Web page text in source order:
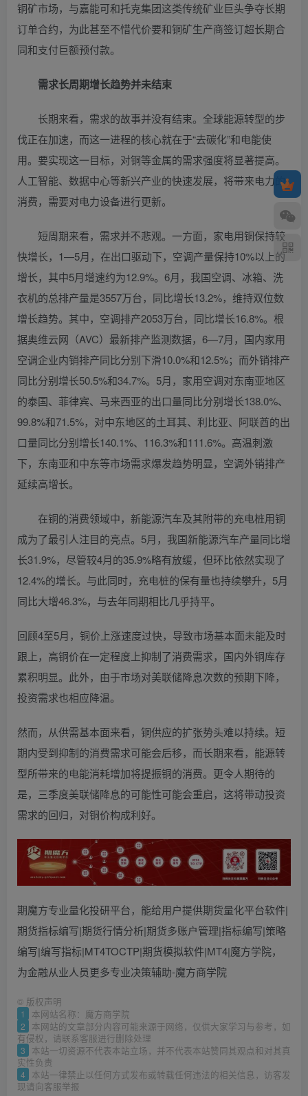
铜矿市场，与嘉能可和托克集团这类传统矿业巨头争夺长期
订单合约，为此甚至不惜代价要和铜矿生产商签订超长期合
同和支付巨额预付款。
需求长周期增长趋势并未结束
长期来看，需求的故事并没有结束。全球能源转型的步
伐正在加速，而这一进程的核心就在于“去碳化”和电能使
用。要实现这一目标，对铜等金属的需求强度将显著提高。
人工智能、数据中心等新兴产业的快速发展，将带来电力的
消费，需要对电力设备进行更新。
短周期来看，需求并不悲观。一方面，家电用铜保持较
快增长，1—5月，在出口驱动下，空调产量保持10%以上的
增长，其中5月增速约为12.9%。6月，我国空调、冰箱、洗
衣机的总排产量是3557万台，同比增长13.2%，维持双位数
增长趋势。其中，空调排产2053万台，同比增长16.8%。根
据奥维云网（AVC）最新排产监测数据，6—7月，国内家用
空调企业内销排产同比分别下滑10.0%和12.5%；而外销排产
同比分别增长50.5%和34.7%。5月，家用空调对东南亚地区
的泰国、菲律宾、马来西亚的出口量同比分别增长138.0%、
99.8%和71.5%，对中东地区的土耳其、利比亚、阿联酋的出
口量同比分别增长140.1%、116.3%和111.6%。高温刺激
下，东南亚和中东等市场需求爆发趋势明显，空调外销排产
延续高增长。
在铜的消费领域中，新能源汽车及其附带的充电桩用铜
成为了最引人注目的亮点。5月，我国新能源汽车产量同比增
长31.9%，尽管较4月的35.9%略有放缓，但环比依然实现了
12.4%的增长。与此同时，充电桩的保有量也持续攀升，5月
同比大增46.3%，与去年同期相比几乎持平。
回顾4至5月，铜价上涨速度过快，导致市场基本面未能及时
跟上，高铜价在一定程度上抑制了消费需求，国内外铜库存
累积明显。此外，由于市场对美联储降息次数的预期下降，
投资需求也相应降温。
然而，从供需基本面来看，铜供应的扩张势头难以持续。短
期内受到抑制的消费需求可能会后移，而长期来看，能源转
型所带来的电能消耗增加将提振铜的消费。更令人期待的
是，三季度美联储降息的可能性可能会重启，这将带动投资
需求的回归，对铜价构成利好。
期魔方专业量化投研平台，能给用户提供期货量化平台软件|
期货指标编写|期货行情分析|期货多账户管理|指标编写|策略
编写|编写指标|MT4TOCTP|期货模拟软件|MT4|魔方学院，
为金融从业人员更多专业决策辅助-魔方商学院
© 版权声明
1 本网站名称：魔方商学院
2
本网站的文章部分内容可能来源于网络，仅供大家学习与参考，如
有侵权，请联系客服进行删除处理
3
本站一切资源不代表本站立场，并不代表本站赞同其观点和对其真
实性负责
4
本站一律禁止以任何方式发布或转载任何违法的相关信息，访客发
现请向客服举报